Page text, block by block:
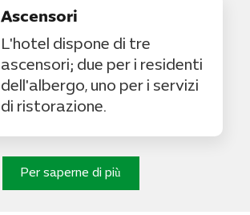
Ascensori
L'hotel dispone di tre
ascensori; due per i residenti
dell'albergo, uno per i servizi
di ristorazione.
Per saperne di più